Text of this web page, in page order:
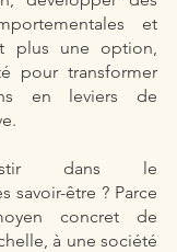
et
plus une option,
pour transformer
en leviers de
dans le
savoir-être ? Parce
concret de
à une société